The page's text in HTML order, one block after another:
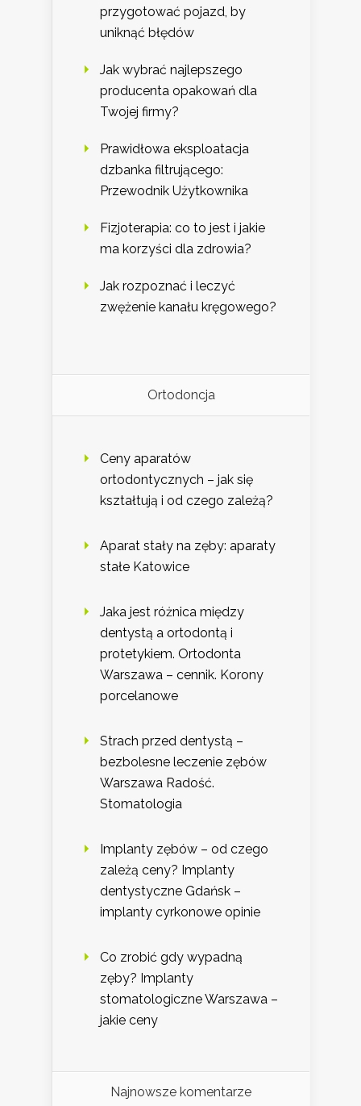
przygotować pojazd, by
uniknąć błędów
Jak wybrać najlepszego
producenta opakowań dla
Twojej firmy?
Prawidłowa eksploatacja
dzbanka filtrującego:
Przewodnik Użytkownika
Fizjoterapia: co to jest i jakie
ma korzyści dla zdrowia?
Jak rozpoznać i leczyć
zwężenie kanału kręgowego?
Ortodoncja
Ceny aparatów
ortodontycznych – jak się
kształtują i od czego zależą?
Aparat stały na zęby: aparaty
stałe Katowice
Jaka jest różnica między
dentystą a ortodontą i
protetykiem. Ortodonta
Warszawa – cennik. Korony
porcelanowe
Strach przed dentystą –
bezbolesne leczenie zębów
Warszawa Radość.
Stomatologia
Implanty zębów – od czego
zależą ceny? Implanty
dentystyczne Gdańsk –
implanty cyrkonowe opinie
Co zrobić gdy wypadną
zęby? Implanty
stomatologiczne Warszawa –
jakie ceny
Najnowsze komentarze